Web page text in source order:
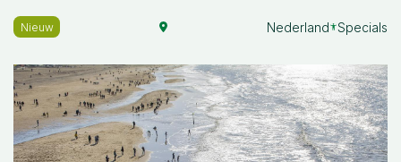
Nieuw Nederland Specials